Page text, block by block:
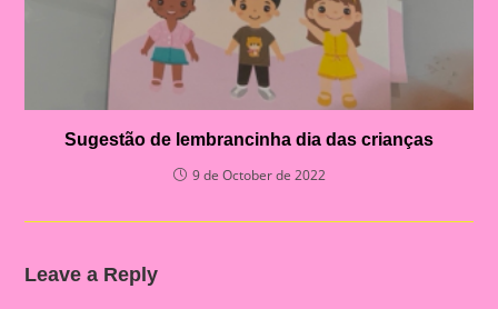
Sugestão de lembrancinha dia das crianças
9 de October de 2022
Leave a Reply